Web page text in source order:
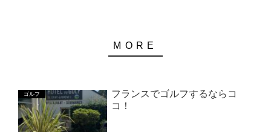
ゴルフ
フランスでゴルフするならコ
コ！